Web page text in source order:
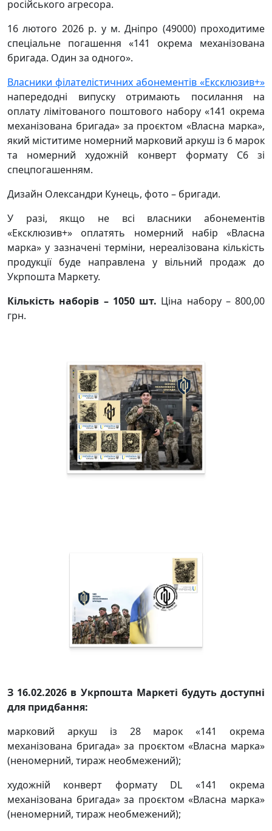
російського агресора.
16 лютого 2026 р. у м. Дніпро (49000) проходитиме
спеціальне погашення «141 окрема механізована
бригада. Один за одного».
Власники філателістичних абонементів «Ексклюзив+»
напередодні випуску отримають посилання на
оплату лімітованого поштового набору «141 окрема
механізована бригада» за проєктом «Власна марка»,
який міститиме номерний марковий аркуш із 6 марок
та номерний художній конверт формату C6 зі
спецпогашенням.
Дизайн Олександри Кунець, фото – бригади.
У разі, якщо не всі власники абонементів
«Ексклюзив+» оплатять номерний набір «Власна
марка» у зазначені терміни, нереалізована кількість
продукції буде направлена у вільний продаж до
Укрпошта Маркету.
Кількість наборів – 1050 шт. Ціна набору – 800,00
грн.
З 16.02.2026 в Укрпошта Маркеті будуть доступні
для придбання:
марковий аркуш із 28 марок «141 окрема
механізована бригада» за проєктом «Власна марка»
(неномерний, тираж необмежений);
художній конверт формату DL «141 окрема
механізована бригада» за проєктом «Власна марка»
(неномерний, тираж необмежений);